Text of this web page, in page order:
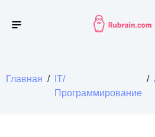
Главная /
IT/
Программирование
/